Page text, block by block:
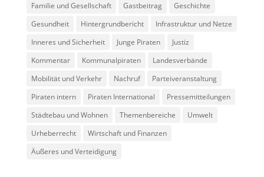
Familie und Gesellschaft
Gastbeitrag
Geschichte
Gesundheit
Hintergrundbericht
Infrastruktur und Netze
Inneres und Sicherheit
Junge Piraten
Justiz
Kommentar
Kommunalpiraten
Landesverbände
Mobilität und Verkehr
Nachruf
Parteiveranstaltung
Piraten intern
Piraten International
Pressemitteilungen
Städtebau und Wohnen
Themenbereiche
Umwelt
Urheberrecht
Wirtschaft und Finanzen
Äußeres und Verteidigung